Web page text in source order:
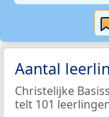
Aantal
Christelijke
telt 101